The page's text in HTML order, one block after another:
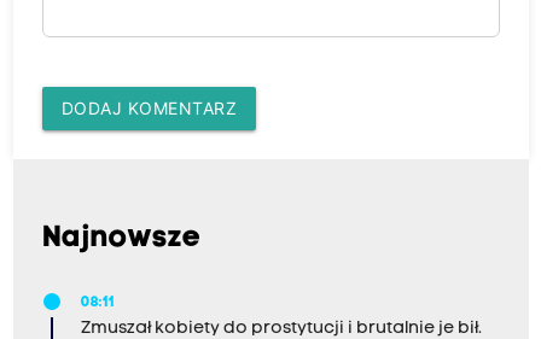
DODAJ KOMENTARZ
Najnowsze
08:11
Zmuszał kobiety do prostytucji i brutalnie je bił.